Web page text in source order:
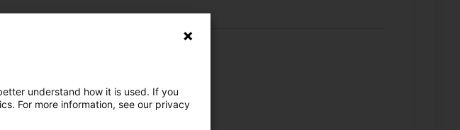
...
understand how it is used. If you
For more information, see our privacy